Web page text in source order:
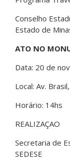
Conselho
Estado de
ATO NO
Data: 20 de
Local: Av.
Horário: 14hs
REALIZAÇAO
Secretaria de
SEDESE